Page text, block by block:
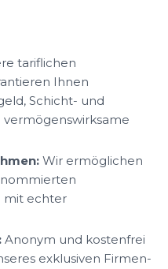
tariflichen
Ihnen
Schicht- und
vermögenswirksame
Wir ermöglichen
mit echter
Anonym und kostenfrei
exklusiven Firmen-